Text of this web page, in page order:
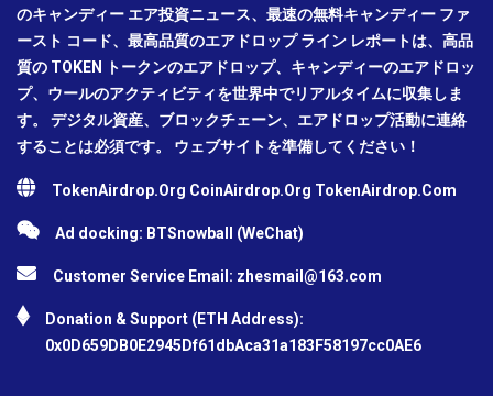
のキャンディー エア投資ニュース、最速の無料キャンディー ファ
ースト コード、最高品質のエアドロップ ライン レポートは、高品
質の TOKEN トークンのエアドロップ、キャンディーのエアドロッ
プ、ウールのアクティビティを世界中でリアルタイムに収集しま
す。 デジタル資産、ブロックチェーン、エアドロップ活動に連絡
することは必須です。 ウェブサイトを準備してください！
TokenAirdrop.Org CoinAirdrop.Org TokenAirdrop.Com
Ad docking: BTSnowball (WeChat)
Customer Service Email: zhesmail@163.com
Donation & Support (ETH Address):
0x0D659DB0E2945Df61dbAca31a183F58197cc0AE6